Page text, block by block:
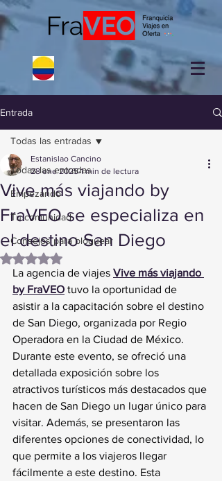
Entrada
Todas las entradas
Empezando
Tu comunidad
Consejos para bloguear
Todas las entradas
Vive más viajando by
FraVEO se especializa en
el destino San Diego
Estanislao Cancino
28 ene 2025 1 min de lectura
Obtuvo NaN de 5 estrellas.
La agencia de viajes Vive más viajando
by FraVEO tuvo la oportunidad de
asistir a la capacitación sobre el destino
de San Diego, organizada por Regio
Operadora en la Ciudad de México.
Durante este evento, se ofreció una
detallada exposición sobre los
atractivos turísticos más destacados que
hacen de San Diego un lugar único para
visitar. Además, se presentaron las
diferentes opciones de conectividad, lo
que permite a los viajeros llegar
fácilmente a este destino. Esta